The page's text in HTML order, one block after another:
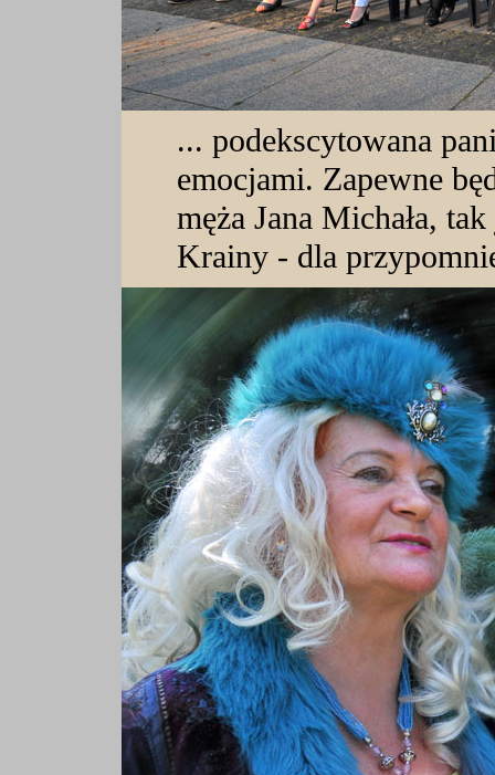
... podekscytowana
emocjami. Zapewne
męża Jana Michała,
Krainy - dla